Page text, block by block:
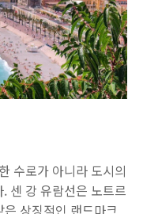
수로가 아니라 도시의
센 강 유람선은 노트르
상징적인 랜드마크